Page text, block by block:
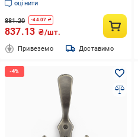
оцінити
881.20 -44.07 ₴
837.13 ₴/шт.
Привеземо Доставимо